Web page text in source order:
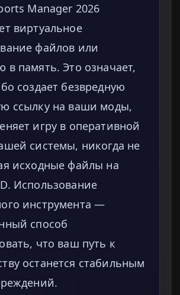
Manager 2026
виртуальное
файлов или
в память. Это означает,
создает безвредную
ссылку на ваши моды,
игру в оперативной
системы, никогда не
исходные файлы на
Использование
инструмента —
способ
что ваш путь к
останется стабильным